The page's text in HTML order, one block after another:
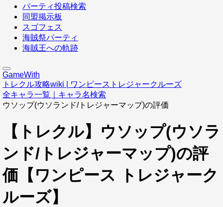
パーティ投稿検索
同盟掲示板
スゴフェス
海賊祭パーティ
海賊王への軌跡
GameWith
トレクル攻略wiki | ワンピーストレジャークルーズ
全キャラ一覧｜キャラ名検索
ウソップ(ウソランド/トレジャーマップ)の評価
【トレクル】ウソップ(ウソラ
ンド/トレジャーマップ)の評
価【ワンピース トレジャーク
ルーズ】